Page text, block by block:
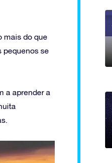
mais do que
pequenos se
a aprender a